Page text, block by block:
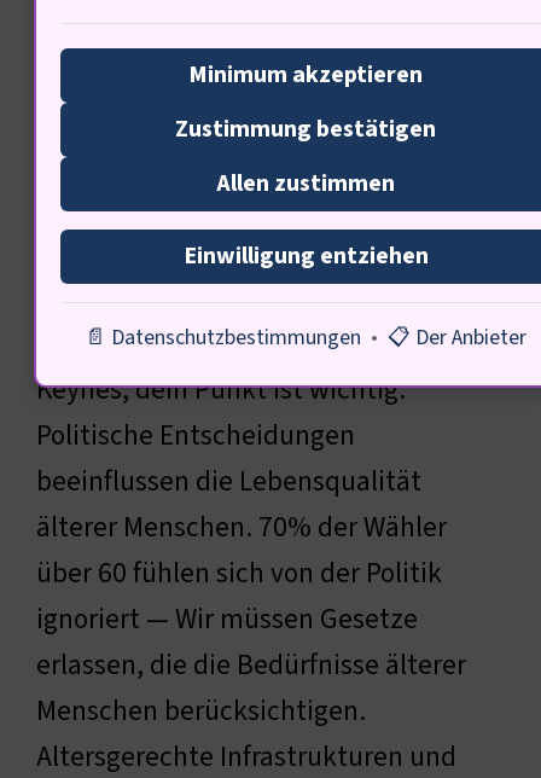
Politische Rahmenbedingungen
für das Altern
Keynes, dein Punkt ist wichtig.
Politische Entscheidungen
beeinflussen die Lebensqualität
älterer Menschen. 70% der Wähler
über 60 fühlen sich von der Politik
ignoriert — Wir müssen Gesetze
erlassen, die die Bedürfnisse älterer
Menschen berücksichtigen.
Altersgerechte Infrastrukturen und
Minimum akzeptieren
Zustimmung bestätigen
Allen zustimmen
Einwilligung entziehen
📄 Datenschutzbestimmungen • 📋 Der Anbieter